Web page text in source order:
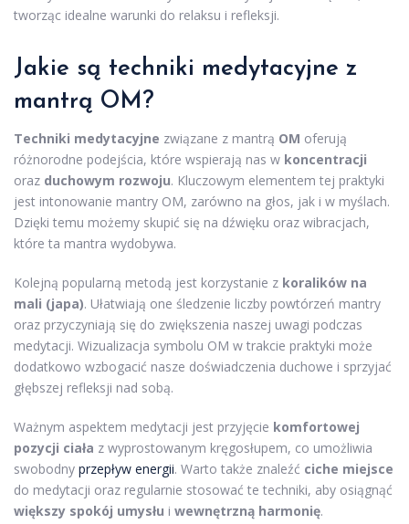
tworząc idealne warunki do relaksu i refleksji.
Jakie są techniki medytacyjne z
mantrą OM?
Techniki medytacyjne związane z mantrą OM oferują
różnorodne podejścia, które wspierają nas w koncentracji
oraz duchowym rozwoju. Kluczowym elementem tej praktyki
jest intonowanie mantry OM, zarówno na głos, jak i w myślach.
Dzięki temu możemy skupić się na dźwięku oraz wibracjach,
które ta mantra wydobywa.
Kolejną popularną metodą jest korzystanie z koralików na
mali (japa). Ułatwiają one śledzenie liczby powtórzeń mantry
oraz przyczyniają się do zwiększenia naszej uwagi podczas
medytacji. Wizualizacja symbolu OM w trakcie praktyki może
dodatkowo wzbogacić nasze doświadczenia duchowe i sprzyjać
głębszej refleksji nad sobą.
Ważnym aspektem medytacji jest przyjęcie komfortowej
pozycji ciała z wyprostowanym kręgosłupem, co umożliwia
swobodny przepływ energii. Warto także znaleźć ciche miejsce
do medytacji oraz regularnie stosować te techniki, aby osiągnąć
większy spokój umysłu i wewnętrzną harmonię.